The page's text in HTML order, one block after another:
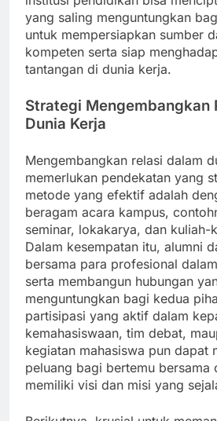
yang saling menguntungkan
untuk mempersiapkan sumber
kompeten serta siap
tantangan di dunia kerja.
Strategi Mengembangkan
Dunia Kerja
Mengembangkan relasi dalam
memerlukan pendekatan yang
metode yang efektif adalah
beragam acara kampus,
seminar, lokakarya, dan kuliah-
Dalam kesempatan itu, alumni
bersama para profesional
serta membangun hubungan
menguntungkan bagi kedua
partisipasi yang aktif dalam
kemahasiswaan, tim debat,
kegiatan mahasiswa pun dapat
peluang bagi bertemu bersama
memiliki visi dan misi yang